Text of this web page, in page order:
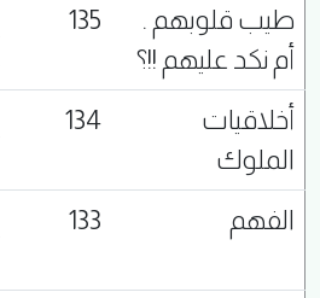
طيب قلوبهم .
أم نكد عليهم !!؟
135
أخلاقيات
الملوك
134
الفهم
133